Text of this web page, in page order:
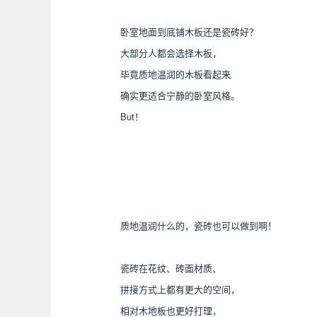
卧室地面到底铺木板还是瓷砖好？
大部分人都会选择木板，
毕竟质地温润的木板看起来
确实更适合宁静的卧室风格。
But！
质地温润什么的，瓷砖也可以做到啊！
瓷砖在花纹、砖面材质、
拼接方式上都有更大的空间，
相对木地板也更好打理，